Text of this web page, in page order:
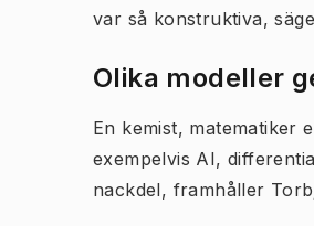
var så konstruktiva,
Olika modeller
En kemist, matematiker
exempelvis AI,
nackdel, framhåller